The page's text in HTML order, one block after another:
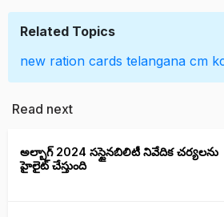
Related Topics
new ration cards telangana cm
Read next
అల్బాగ్ 2024 సస్టైనబిలిటీ నివేదిక చర్యలను
హైలైట్ చేస్తుంది